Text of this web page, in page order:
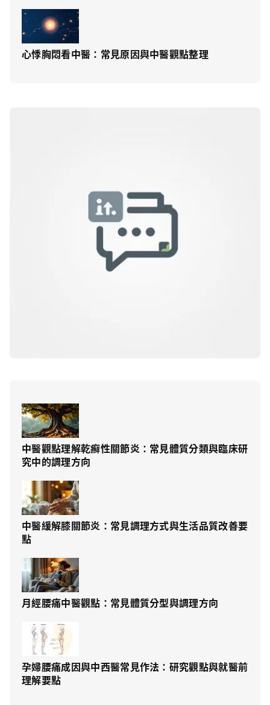
心悸胸悶看中醫：常見原因與中醫觀點整理
中醫觀點理解乾癬性關節炎：常見體質分類與臨床研
究中的調理方向
中醫緩解膝關節炎：常見調理方式與生活品質改善要
點
月經腰痛中醫觀點：常見體質分型與調理方向
孕婦腰痛成因與中西醫常見作法：研究觀點與就醫前
理解要點